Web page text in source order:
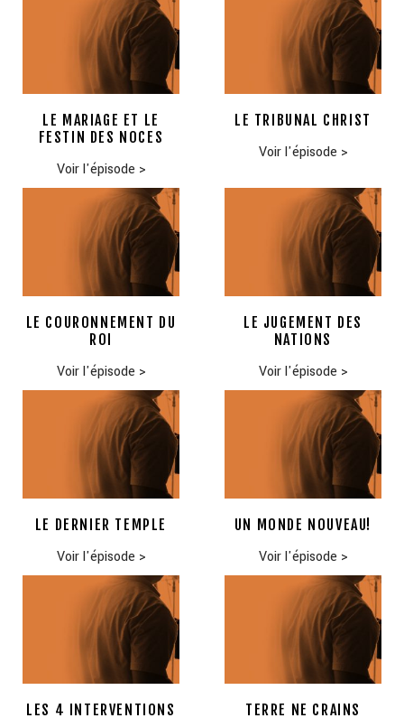
LE MARIAGE ET LE
FESTIN DES NOCES
Voir l'épisode >
LE TRIBUNAL CHRIST
Voir l'épisode >
LE COURONNEMENT DU
ROI
Voir l'épisode >
LE JUGEMENT DES
NATIONS
Voir l'épisode >
LE DERNIER TEMPLE
Voir l'épisode >
UN MONDE NOUVEAU!
Voir l'épisode >
LES 4 INTERVENTIONS
TERRE NE CRAINS